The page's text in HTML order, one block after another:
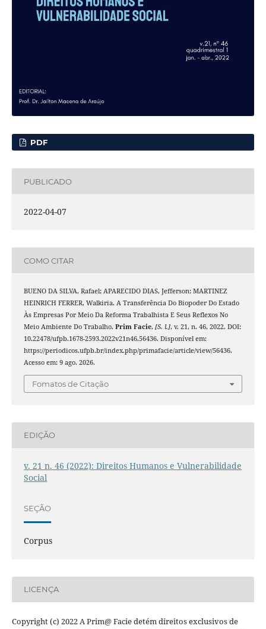
PDF
PUBLICADO
2022-04-07
COMO CITAR
BUENO DA SILVA, Rafael; APARECIDO DIAS, Jefferson; MARTINEZ
HEINRICH FERRER, Walkiria. A Transferência Do Biopoder Do Estado
Às Empresas Por Meio Da Reforma Trabalhista E Seus Reflexos No
Meio Ambiente Do Trabalho. Prim Facie, [S. l.], v. 21, n. 46, 2022. DOI:
10.22478/ufpb.1678-2593.2022v21n46.56436. Disponível em:
https://periodicos.ufpb.br/index.php/primafacie/article/view/56436.
Acesso em: 9 ago. 2026.
Fomatos de Citação
EDIÇÃO
v. 21 n. 46 (2022): Direitos Humanos e Vulnerabilidade
Social
SEÇÃO
Corpus
LICENÇA
Copyright (c) 2022 A Prim@ Facie detém direitos exclusivos de